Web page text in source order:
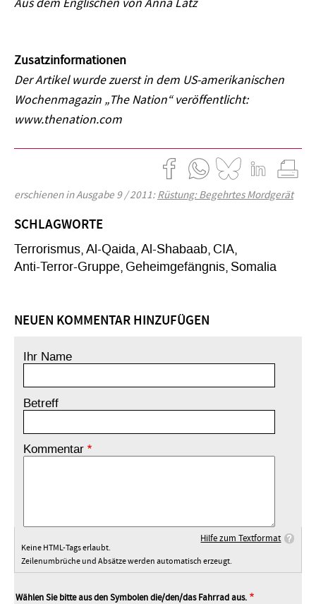
Zusatzinformationen
Der Artikel wurde zuerst in dem US-amerikanischen
Wochenmagazin „The Nation“ veröffentlicht:
www.thenation.com
erschienen in Ausgabe 9 / 2011:Rüstung: Begehrtes Mordgerät
SCHLAGWORTE
Terrorismus Al-Qaida Al-Shabaab CIA
Anti-Terror-Gruppe Geheimgefängnis Somalia
NEUEN KOMMENTAR HINZUFÜGEN
Ihr Name
Betreff
Kommentar
Hilfe zum Textformat
Keine HTML-Tags erlaubt.
Zeilenumbrüche und Absätze werden automatisch erzeugt.
Wählen Sie bitte aus den Symbolen die/den/das Fahrrad aus.